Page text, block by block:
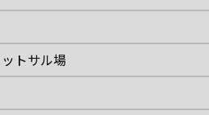
トサル場